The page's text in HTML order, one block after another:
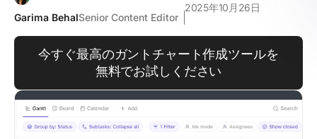
Garima BehalSenior Content Editor
2025年10月26日
今すぐ最高のガントチャート作成ツールを
無料でお試しください